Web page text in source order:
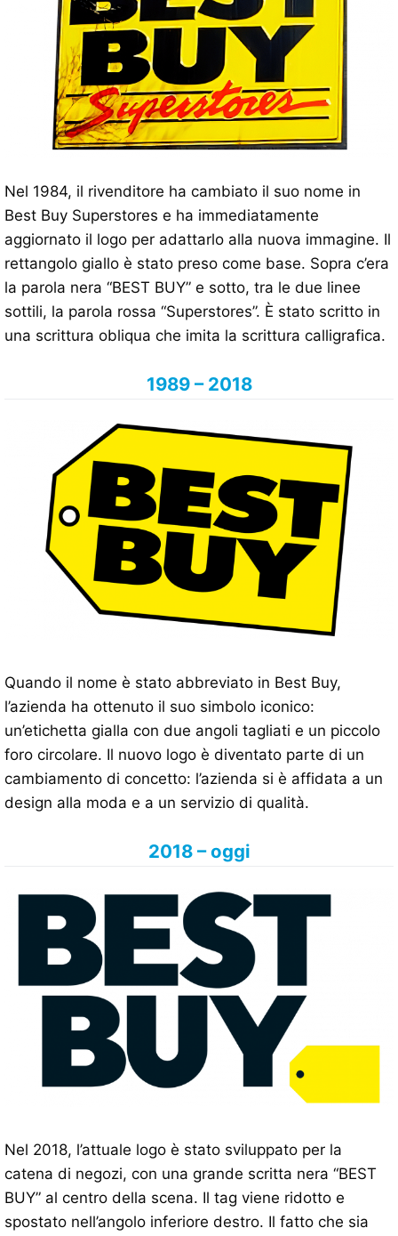
Nel 1984, il rivenditore ha cambiato il suo nome in
Best Buy Superstores e ha immediatamente
aggiornato il logo per adattarlo alla nuova immagine. Il
rettangolo giallo è stato preso come base. Sopra c’era
la parola nera “BEST BUY” e sotto, tra le due linee
sottili, la parola rossa “Superstores”. È stato scritto in
una scrittura obliqua che imita la scrittura calligrafica.
1989 – 2018
Quando il nome è stato abbreviato in Best Buy,
l’azienda ha ottenuto il suo simbolo iconico:
un’etichetta gialla con due angoli tagliati e un piccolo
foro circolare. Il nuovo logo è diventato parte di un
cambiamento di concetto: l’azienda si è affidata a un
design alla moda e a un servizio di qualità.
2018 – oggi
Nel 2018, l’attuale logo è stato sviluppato per la
catena di negozi, con una grande scritta nera “BEST
BUY” al centro della scena. Il tag viene ridotto e
spostato nell’angolo inferiore destro. Il fatto che sia